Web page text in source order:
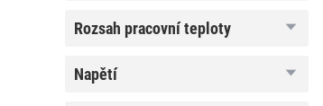
rozsah
rozsah pracovní teploty
napětí
napětí